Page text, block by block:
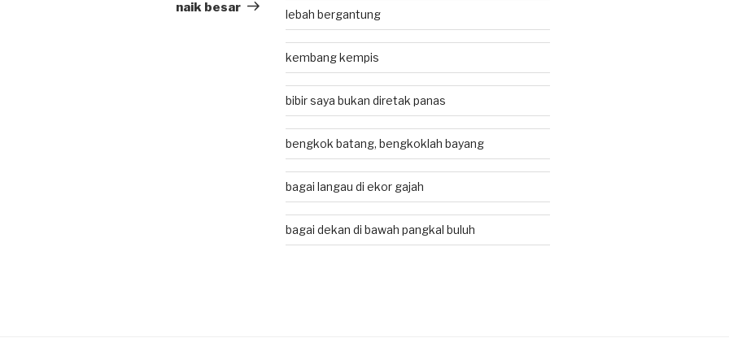
Post
naik besar lebah bergantung
kembang kempis
bibir saya bukan diretak panas
bengkok batang, bengkoklah bayang
bagai langau di ekor gajah
bagai dekan di bawah pangkal buluh